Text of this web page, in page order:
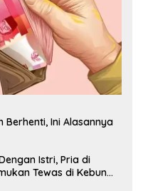
Berhenti, Ini Alasannya
Istri, Pria di
Tewas di Kebun